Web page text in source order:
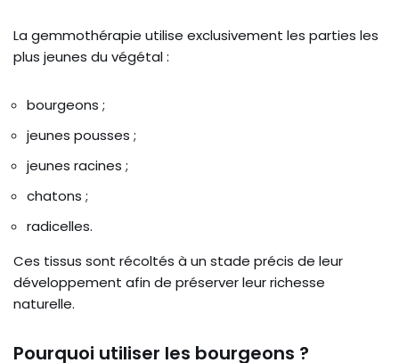
La gemmothérapie utilise exclusivement les parties les
plus jeunes du végétal :
bourgeons ;
jeunes pousses ;
jeunes racines ;
chatons ;
radicelles.
Ces tissus sont récoltés à un stade précis de leur
développement afin de préserver leur richesse
naturelle.
Pourquoi utiliser les bourgeons ?